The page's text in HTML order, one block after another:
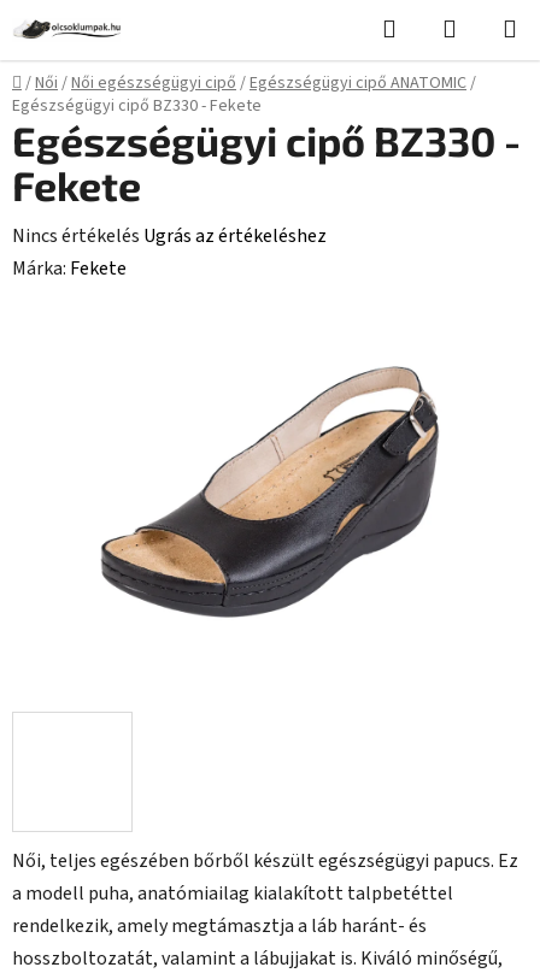
fő
tartalomhoz
Keresés KOSÁR
Kezdőlap
/Női/Női egészségügyi cipő/Egészségügyi cipő ANATOMIC/
Egészségügyi cipő BZ330 - Fekete
Női, teljes egészében bőrből készült egészségügyi papucs. Ez
a modell puha, anatómiailag kialakított talpbetéttel
rendelkezik, amely megtámasztja a láb haránt- és
hosszboltozatát, valamint a lábujjakat is. Kiváló minőségű,
Egészségügyi cipő BZ330 -
Fekete
A
termék
Nincs értékelés Ugrás az értékeléshez
Márka: Fekete